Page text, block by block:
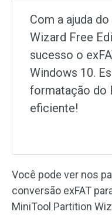
Com a ajuda
Wizard Free
sucesso o
Windows 10.
formatação do
eficiente!
Você pode ver nos
conversão exFAT
MiniTool Partition